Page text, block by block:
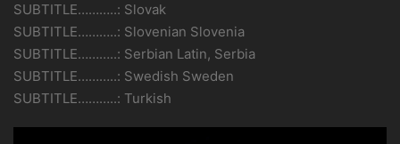
SUBTITLE………..: Slovak
SUBTITLE………..: Slovenian Slovenia
SUBTITLE………..: Serbian Latin, Serbia
SUBTITLE………..: Swedish Sweden
SUBTITLE………..: Turkish